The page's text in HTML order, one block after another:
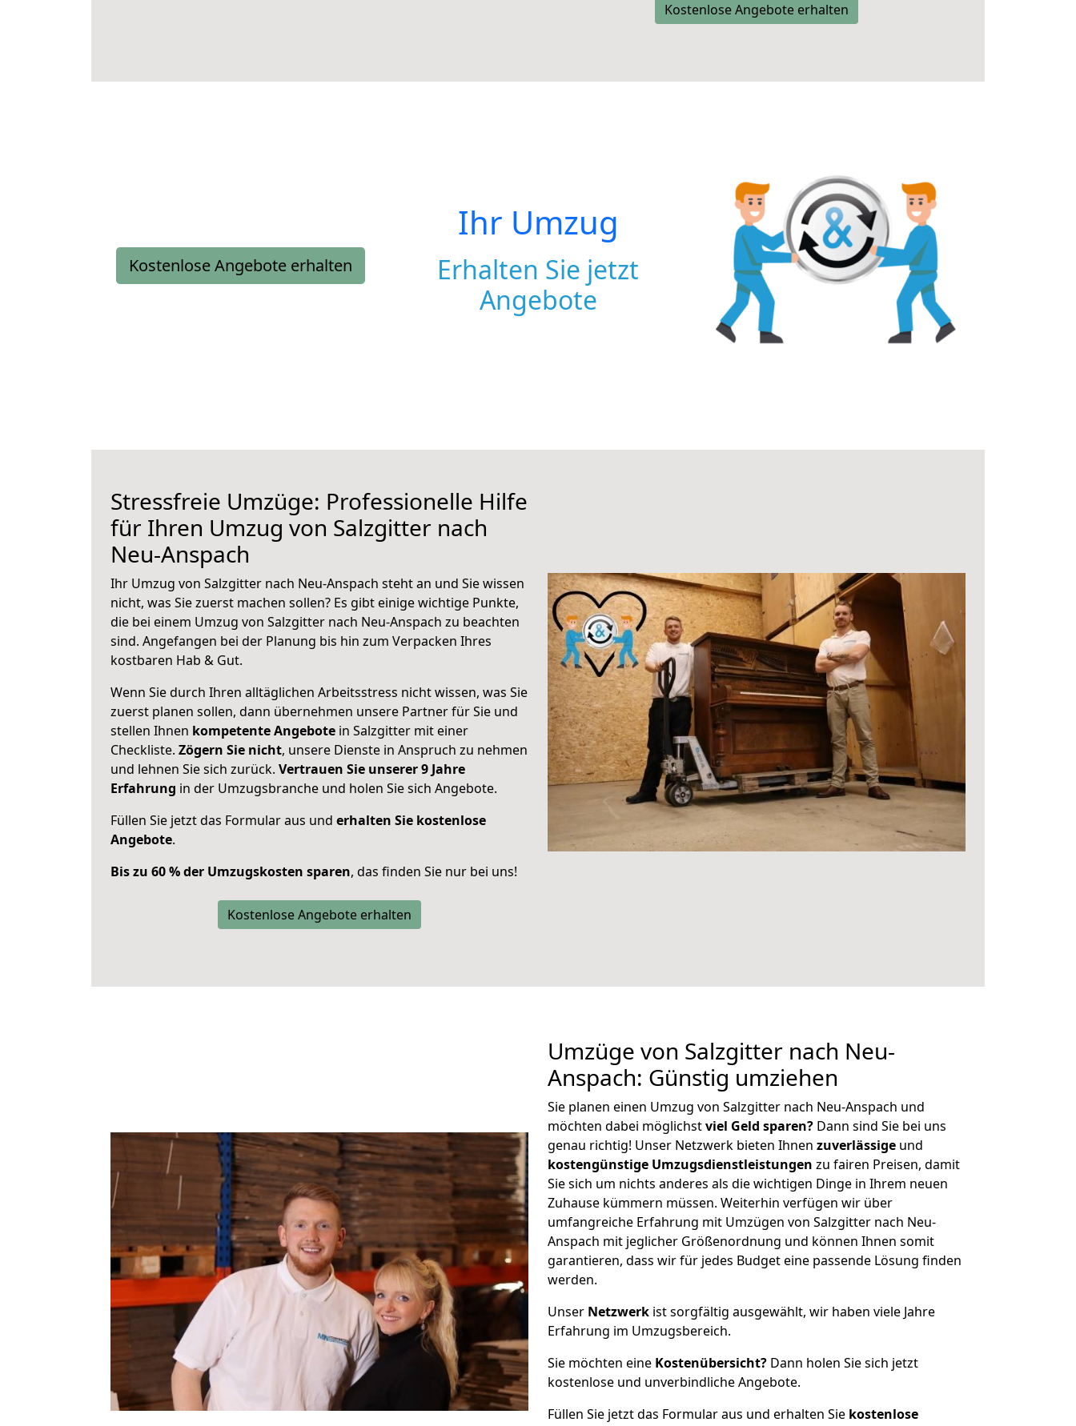
Kostenlose Angebote erhalten
Kostenlose Angebote erhalten
Ihr Umzug
Erhalten Sie jetzt
Angebote
Stressfreie Umzüge: Professionelle Hilfe
für Ihren Umzug von Salzgitter nach
Neu-Anspach
Ihr Umzug von Salzgitter nach Neu-Anspach steht an und Sie wissen
nicht, was Sie zuerst machen sollen? Es gibt einige wichtige Punkte,
die bei einem Umzug von Salzgitter nach Neu-Anspach zu beachten
sind. Angefangen bei der Planung bis hin zum Verpacken Ihres
kostbaren Hab & Gut.
Wenn Sie durch Ihren alltäglichen Arbeitsstress nicht wissen, was Sie
zuerst planen sollen, dann übernehmen unsere Partner für Sie und
stellen Ihnen kompetente Angebote in Salzgitter mit einer
Checkliste. Zögern Sie nicht, unsere Dienste in Anspruch zu nehmen
und lehnen Sie sich zurück. Vertrauen Sie unserer 9 Jahre
Erfahrung in der Umzugsbranche und holen Sie sich Angebote.
Füllen Sie jetzt das Formular aus und erhalten Sie kostenlose
Angebote.
Bis zu 60 % der Umzugskosten sparen, das finden Sie nur bei uns!
Kostenlose Angebote erhalten
Umzüge von Salzgitter nach Neu-
Anspach: Günstig umziehen
Sie planen einen Umzug von Salzgitter nach Neu-Anspach und
möchten dabei möglichstviel Geld sparen? Dann sind Sie bei uns
genau richtig! Unser Netzwerk bieten Ihnen zuverlässige und
kostengünstige Umzugsdienstleistungen zu fairen Preisen, damit
Sie sich um nichts anderes als die wichtigen Dinge in Ihrem neuen
Zuhause kümmern müssen. Weiterhin verfügen wir über
umfangreiche Erfahrung mit Umzügen von Salzgitter nach Neu-
Anspach mit jeglicher Größenordnung und können Ihnen somit
garantieren, dass wir für jedes Budget eine passende Lösung finden
werden.
Unser Netzwerk ist sorgfältig ausgewählt, wir haben viele Jahre
Erfahrung im Umzugsbereich.
Sie möchten eine Kostenübersicht? Dann holen Sie sich jetzt
kostenlose und unverbindliche Angebote.
Füllen Sie jetzt das Formular aus und erhalten Sie kostenlose